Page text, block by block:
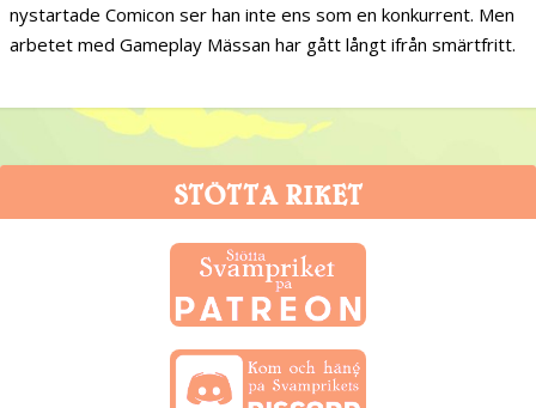
nystartade Comicon ser han inte ens som en konkurrent. Men
arbetet med Gameplay Mässan har gått långt ifrån smärtfritt.
STÖTTA RIKET